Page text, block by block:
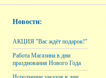
Новости:
АКЦИЯ "Вас ждёт подарок!"
Работа Магазина в дни
празднования Нового Года